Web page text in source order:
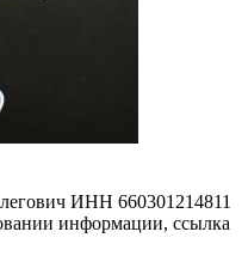
ИНН 660301214811
информации, ссылка